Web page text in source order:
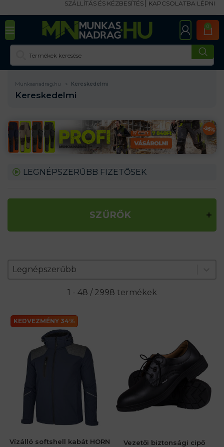
SZÁLLÍTÁS ÉS KÉZBESÍTÉS KAPCSOLATBA LÉPNI
0
Munkasnadrag.hu Kereskedelmi
Kereskedelmi
LEGNÉPSZERŰBB FIZETŐSEK
SZŰRŐK
Zoradenie produktov
Sort content
Legnépszerűbb
Sort content
1 - 48 / 2998 termékek
KEDVEZMÉNY 34%
Vízálló softshell kabát HORN
Vezetői biztonsági cipő